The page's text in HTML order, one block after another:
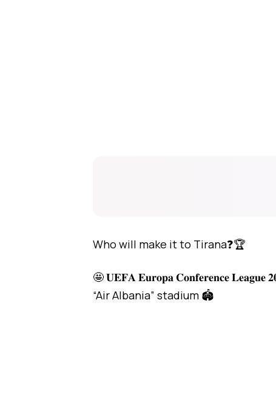
Who will make it to Tirana❓🏆
🤩 𝐔𝐄𝐅𝐀 𝐄𝐮𝐫𝐨𝐩𝐚 𝐂𝐨𝐧𝐟𝐞𝐫𝐞𝐧𝐜𝐞
“Air Albania” stadium 🏟